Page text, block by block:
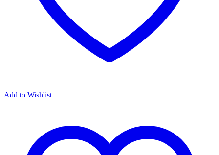
Add to Wishlist